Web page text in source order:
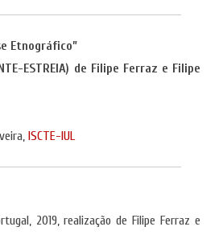
Etnográfico”
ESTREIA) de Filipe Ferraz e Filipe
ISCTE-IUL
2019, realização de Filipe Ferraz e